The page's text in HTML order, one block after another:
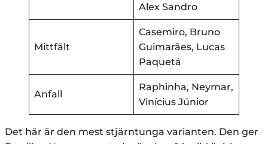
Alex Sandro
Mittfält
Casemiro, Bruno
Guimarães, Lucas
Paquetá
Anfall
Raphinha, Neymar,
Vinícius Júnior
Det här är den mest stjärntunga varianten. Den ger